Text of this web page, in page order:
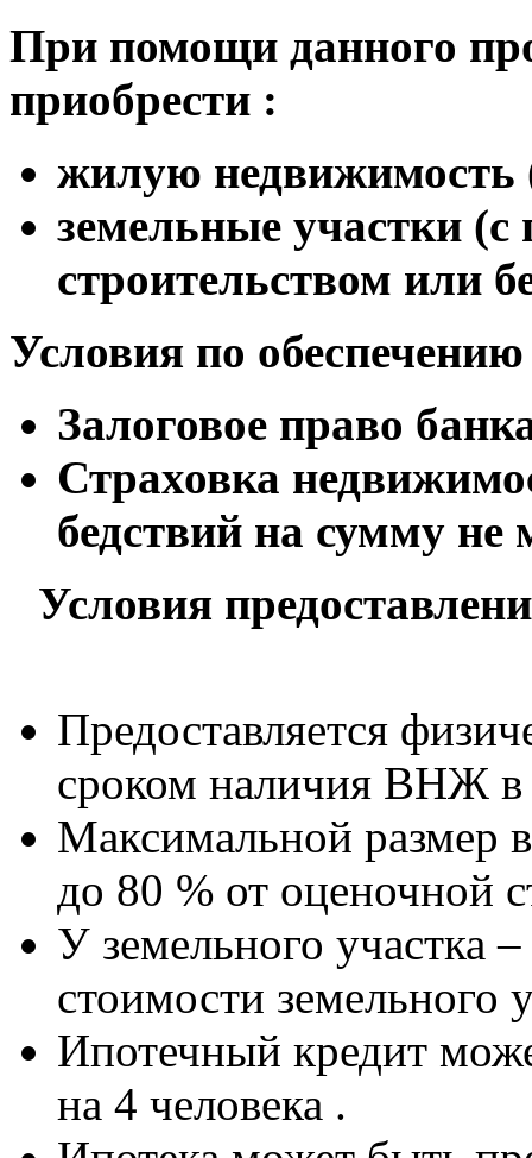
При помощи данного
приобрести :
жилую недвижимость
земельные участки
строительством или
Условия по
Залоговое право
Страховка
бедствий на сумму
Условия
Предоставляется
сроком наличия ВНЖ в
Максимальной размер
до 80 % от оценочной
У земельного участка
стоимости земельного
Ипотечный кредит
на 4 человека .